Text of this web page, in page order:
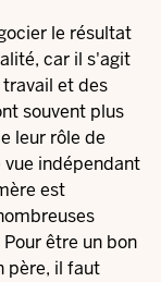
le résultat
car il s'agit
et des
souvent plus
leur rôle de
indépendant
est
être un bon
père, il faut